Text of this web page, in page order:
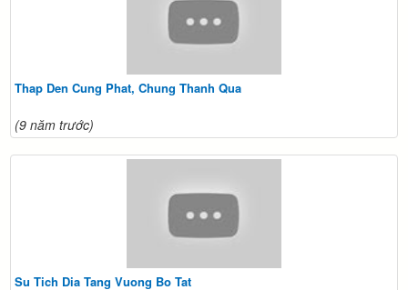
Thap Den Cung Phat, Chung Thanh Qua
(9 năm trước)
Su Tich Dia Tang Vuong Bo Tat